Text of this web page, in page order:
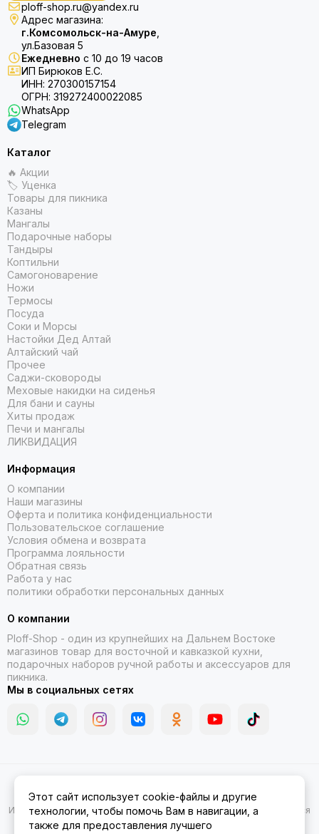
ploff-shop.ru@yandex.ru
Адрес магазина:
г.Комсомольск-на-Амуре
ул.Базовая 5
Ежедневно с 10 до 19 часов
ИП Бирюков Е.С.
ИНН: 270300157154
ОГРН: 319272400022085
WhatsApp
Telegram
Каталог
🔥 Акции
🏷 Уценка
Товары для пикника
Казаны
Мангалы
Подарочные наборы
Тандыры
Коптильни
Самогоноварение
Ножи
Термосы
Посуда
Соки и Морсы
Настойки Дед Алтай
Алтайский чай
Прочее
Саджи-сковороды
Меховые накидки на сиденья
Для бани и сауны
Хиты продаж
Печи и мангалы
ЛИКВИДАЦИЯ
Информация
О компании
Наши магазины
Оферта и политика конфиденциальности
Пользовательское соглашение
Условия обмена и возврата
Программа лояльности
Обратная связь
Работа у нас
политики обработки персональных данных
О компании
Ploff-Shop - один из крупнейших на Дальнем Востоке
магазинов товар для восточной и кавказкой кухни,
подарочных наборов ручной работы и аксессуаров для
пикника.
Мы в социальных сетях
Амуре.Карта сайта
Информация на сайте носит ознакомительный характер и не является
публичной офертой.
Этот сайт использует cookie-файлы и другие
технологии, чтобы помочь Вам в навигации, а
также для предоставления лучшего